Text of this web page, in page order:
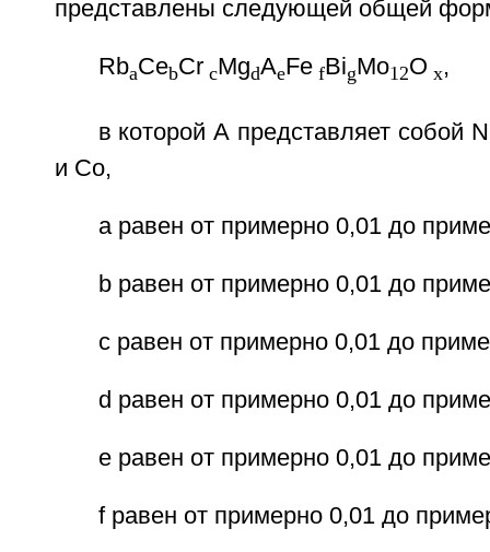
представлены следующей общей
RbaCebCr cMgdAeFefBigMo12O x,
в которой А представляет собой
и Со,
а равен от примерно 0,01 до
b равен от примерно 0,01 до
с равен от примерно 0,01 до
d равен от примерно 0,01 до
е равен от примерно 0,01 до
f равен от примерно 0,01 до